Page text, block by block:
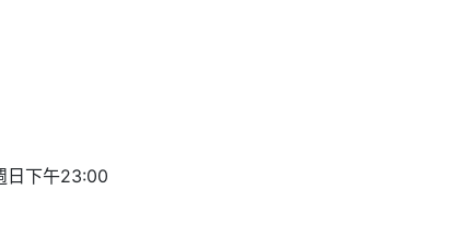
日下午23:00